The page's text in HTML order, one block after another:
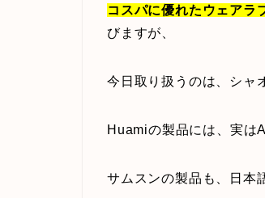
コスパに優れたウェアラ
びますが、
今日取り扱うのは、シャ
Huamiの製品には、実
サムスンの製品も、日本